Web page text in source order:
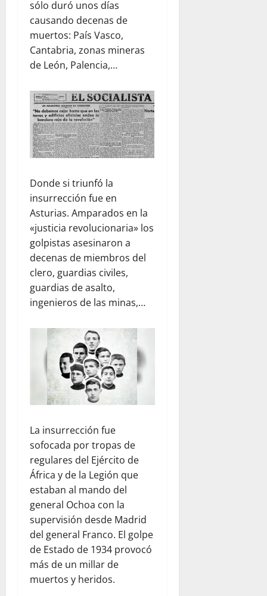
sólo duró unos días
causando decenas de
muertos: País Vasco,
Cantabria, zonas mineras
de León, Palencia,…
Donde si triunfó la
insurrección fue en
Asturias. Amparados en la
«justicia revolucionaria» los
golpistas asesinaron a
decenas de miembros del
clero, guardias civiles,
guardias de asalto,
ingenieros de las minas,…
La insurrección fue
sofocada por tropas de
regulares del Ejército de
África y de la Legión que
estaban al mando del
general Ochoa con la
supervisión desde Madrid
del general Franco. El golpe
de Estado de 1934 provocó
más de un millar de
muertos y heridos.